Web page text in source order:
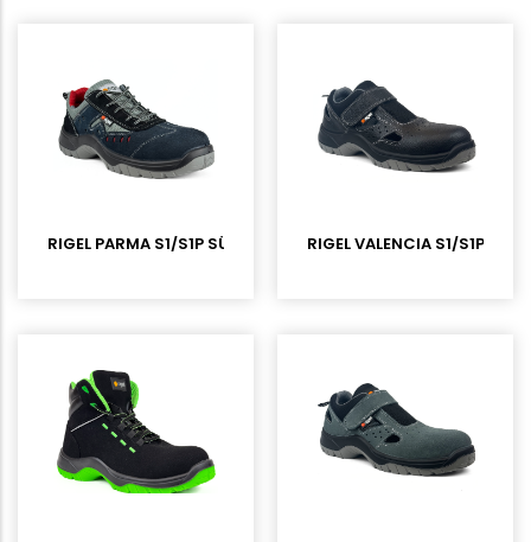
RIGEL PARMA S1/S1P SÜET KOMPOZİT BURUNLU İŞ AYAKKABISI
RIGEL VALENCIA S1/S1P